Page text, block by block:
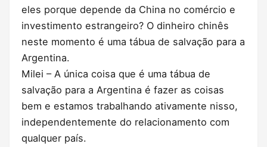
eles porque depende da China no comércio e
investimento estrangeiro? O dinheiro chinês
neste momento é uma tábua de salvação para a
Argentina.
Milei – A única coisa que é uma tábua de
salvação para a Argentina é fazer as coisas
bem e estamos trabalhando ativamente nisso,
independentemente do relacionamento com
qualquer país.